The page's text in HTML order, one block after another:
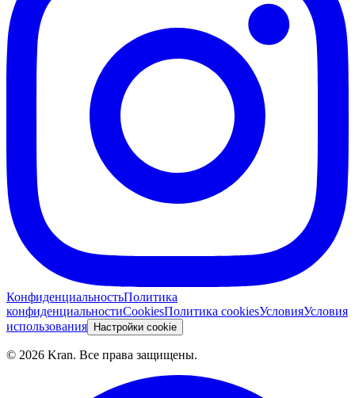
КонфиденциальностьПолитика
конфиденциальностиCookiesПолитика cookiesУсловияУсловия
использования Настройки cookie
© 2026 Kran. Все права защищены.